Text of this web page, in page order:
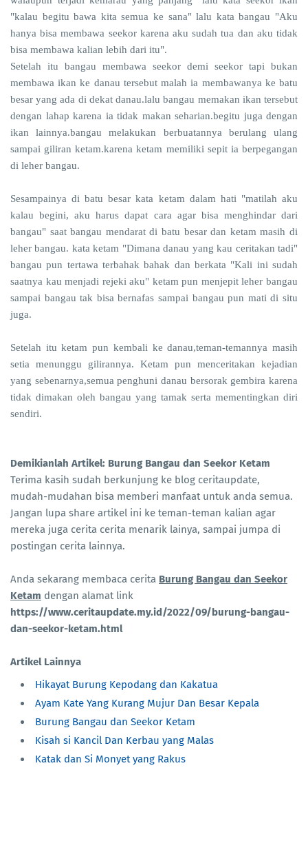
"kalau begitu bawa kita semua ke sana" lalu kata bangau "Aku
hanya bisa membawa seekor karena aku sudah tua dan aku tidak
bisa membawa kalian lebih dari itu".
Setelah itu bangau membawa seekor demi seekor tapi bukan
membawa ikan ke danau tersebut malah ia membawanya ke batu
besar yang ada di dekat danau.lalu bangau memakan ikan tersebut
dengan lahap karena ia tidak makan seharian.begitu juga dengan
ikan lainnya.bangau melakukan berbuatannya berulang ulang
sampai giliran ketam.karena ketam memiliki sepit ia berpegangan
di leher bangau.
Sesampainya di batu besar kata ketam dalam hati "matilah aku
kalau begini, aku harus dapat cara agar bisa menghindar dari
bangau" saat bangau mendarat di batu besar dan ketam masih di
leher bangau. kata ketam "Dimana danau yang kau ceritakan tadi"
bangau pun tertawa terbahak bahak dan berkata "Kali ini sudah
saatnya kau menjadi rejeki aku" ketam pun menjepit leher bangau
sampai bangau tak bisa bernafas sampai bangau pun mati di situ
juga.
Setelah itu ketam pun kembali ke danau,teman-temannya masih
setia menunggu gilirannya. Ketam pun menceritakan kejadian
yang sebenarnya,semua penghuni danau bersorak gembira karena
tidak dimakan oleh bangau yang tamak serta mementingkan diri
sendiri.
Demikianlah Artikel: Burung Bangau dan Seekor Ketam
Terima kasih sudah berkunjung ke blog ceritaupdate,
mudah-mudahan bisa memberi manfaat untuk anda semua.
Jangan lupa share artikel ini ke teman-teman kalian agar
mereka juga cerita cerita menarik lainya, sampai jumpa di
postingan cerita lainnya.
Anda sekarang membaca cerita Burung Bangau dan Seekor
Ketam dengan alamat link
https://www.ceritaupdate.my.id/2022/09/burung-bangau-
dan-seekor-ketam.html
Artikel Lainnya
Hikayat Burung Kepodang dan Kakatua
Ayam Kate Yang Kurang Mujur Dan Besar Kepala
Burung Bangau dan Seekor Ketam
Kisah si Kancil Dan Kerbau yang Malas
Katak dan Si Monyet yang Rakus